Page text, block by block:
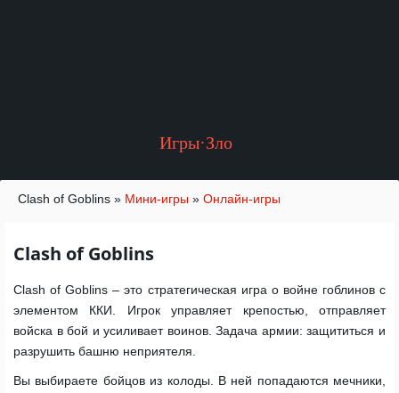
Игры·Зло
Clash of Goblins » Мини-игры » Онлайн-игры
Clash of Goblins
Clash of Goblins – это стратегическая игра о войне гоблинов с
элементом ККИ. Игрок управляет крепостью, отправляет
войска в бой и усиливает воинов. Задача армии: защититься и
разрушить башню неприятеля.
Вы выбираете бойцов из колоды. В ней попадаются мечники,